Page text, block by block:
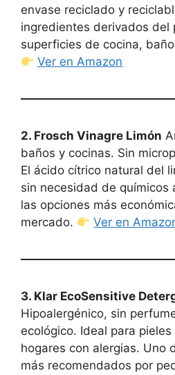
envase reciclado y
ingredientes derivados del
superficies de cocina,
Ver en Amazon
2. Frosch Vinagre Limón
baños y cocinas. Sin
El ácido cítrico natural del
sin necesidad de químicos
las opciones más
mercado.
Ver en
3. Klar EcoSensitive
Hipoalergénico, sin
ecológico. Ideal para
hogares con alergias. Uno
más recomendados por